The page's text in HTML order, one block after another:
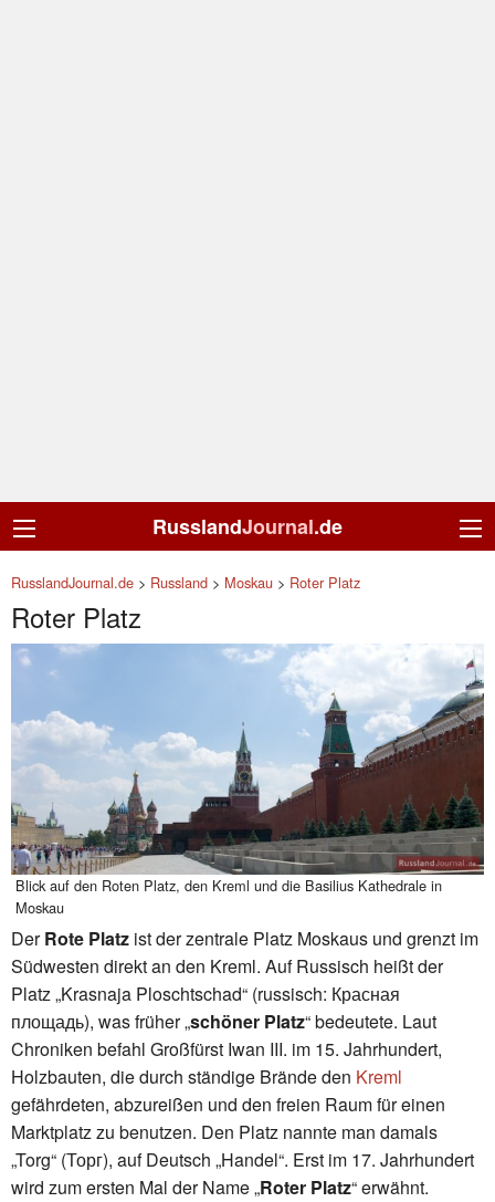
RusslandJournal.de
RusslandJournal.de > Russland > Moskau > Roter Platz
Roter Platz
Blick auf den Roten Platz, den Kreml und die Basilius Kathedrale in
Moskau
DerRote Platz ist der zentrale Platz Moskaus und grenzt im
Südwesten direkt an den Kreml. Auf Russisch heißt der
Platz „Krasnaja Ploschtschad“ (russisch: Красная
площадь), was früher „schöner Platz“ bedeutete. Laut
Chroniken befahl Großfürst Iwan III. im 15. Jahrhundert,
Holzbauten, die durch ständige Brände den Kreml
gefährdeten, abzureißen und den freien Raum für einen
Marktplatz zu benutzen. Den Platz nannte man damals
„Torg“ (Торг), auf Deutsch „Handel“. Erst im 17. Jahrhundert
wird zum ersten Mal der Name „Roter Platz“ erwähnt.